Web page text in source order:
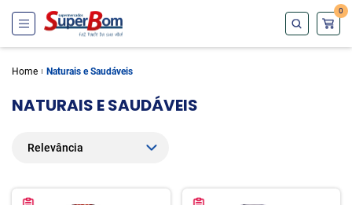
0
Home Naturais e Saudáveis
NATURAIS E SAUDÁVEIS